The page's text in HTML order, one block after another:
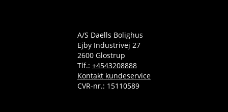
A/S Daells Bolighus
Ejby Industrivej 27
2600 Glostrup
Tlf.: +4543208888
Kontakt kundeservice
CVR-nr.: 15110589